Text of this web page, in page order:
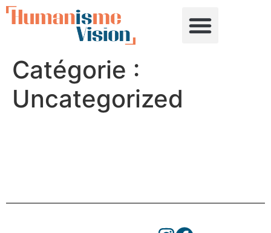
Catégorie :
Uncategorized